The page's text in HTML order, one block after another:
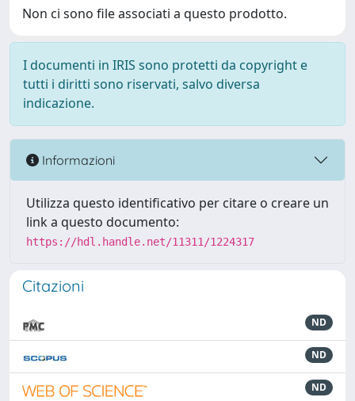
Non ci sono file associati a questo prodotto.
I documenti in IRIS sono protetti da copyright e
tutti i diritti sono riservati, salvo diversa
indicazione.
Informazioni
Utilizza questo identificativo per citare o creare un
link a questo documento:
https://hdl.handle.net/11311/1224317
Citazioni
ND
ND
ND